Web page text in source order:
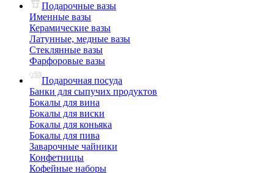
Подарочные вазы
Именные вазы
Керамические вазы
Латунные, медные вазы
Стеклянные вазы
Фарфоровые вазы
Подарочная посуда
Банки для сыпучих продуктов
Бокалы для вина
Бокалы для виски
Бокалы для коньяка
Бокалы для пива
Заварочные чайники
Конфетницы
Кофейные наборы